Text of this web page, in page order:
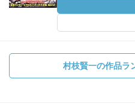
村枝賢一の作品ラ